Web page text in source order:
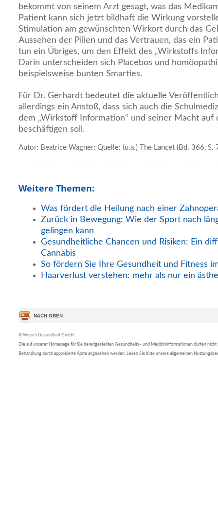
bekommt von seinem Arzt gesagt, was das
Patient kann sich jetzt bildhaft die Wirkung
Stimulation am gewünschten Wirkort durch das
Aussehen der Pillen und das Vertrauen, das ein
tun ein Übriges, um den Effekt des „Wirkstoffs
Darin unterscheiden sich Placebos und
beispielsweise bunten Smarties.
Für Dr. Gerhardt bedeutet die aktuelle
allerdings ein Anstoß, dass sich auch die
dem „Wirkstoff Information“ und seiner Macht auf
beschäftigen soll.
Autor: Beatrice Wagner; Quelle: (u.a.) The Lancet (Bd. 366,
Weitere Themen:
Was fördert die Heilung nach einer
Zurück in Bewegung: Wie der Sport nach
gelingen kann
Gesundheitliche Chancen und Risiken: Ein
Cannabis
So fördern Sie Ihre Gesundheit und Fitness
Haarverlust verstehen: mehr als nur ein
© Wissen Gesundheit GmbH
Die auf unserer Homepage für Sie bereitgestellten Gesundheits– und Medizininformationen dürfen nicht
Behandlung durch approbierte Ärzte angesehen werden. Lesen Sie bitte unsere allgemeinen